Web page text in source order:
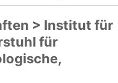
> Institut für
für